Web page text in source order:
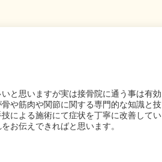
と思いますが実は接骨院に通う事は有効
や筋肉や関節に関する専門的な知識と技
による施術にて症状を丁寧に改善してい
お伝えできればと思います。